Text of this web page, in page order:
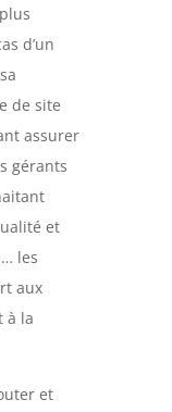
d’un
de site
assurer
gérants
et
les
aux
à la
et